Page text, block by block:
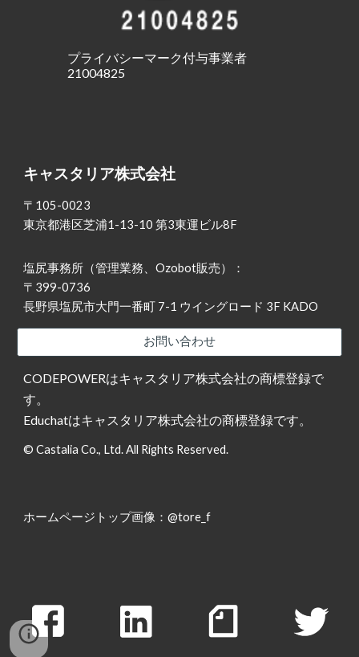
プライバシーマーク付与事業者
21004825
キャスタリア株式会社
〒105-0023
東京都港区芝浦1-13-10 第3東運ビル8F
塩尻事務所（管理業務、Ozobot販売）：
〒399-0736
長野県塩尻市大門一番町 7-1 ウイングロード 3F KADO
お問い合わせ
CODEPOWERはキャスタリア株式会社の商標登録で
す。
Educhatはキャスタリア株式会社の商標登録です。
© Castalia Co., Ltd. All Rights Reserved.
ホームページトップ画像：@tore_f